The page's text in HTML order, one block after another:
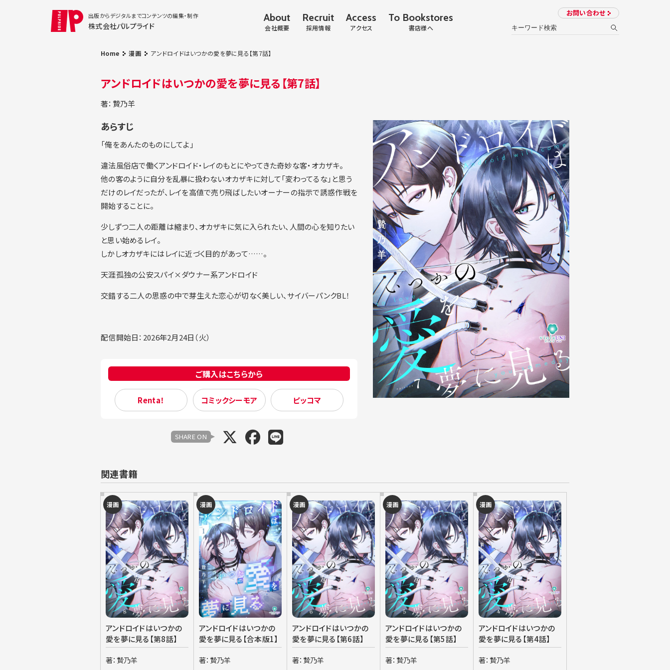
出版からデジタルまでコンテンツの編集・制作
株式会社パルプライド
About
会社概要
Recruit
採用情報
Access
アクセス
To Bookstores
書店様へ
お問い合わせ
Home 漫画 アンドロイドはいつかの愛を夢に見る【第7話】
アンドロイドはいつかの愛を夢に見る【第7話】
著：贄乃羊
あらすじ
「俺をあんたのものにしてよ」
違法風俗店で働くアンドロイド・レイのもとにやってきた奇妙な客・オカザキ。
他の客のように自分を乱暴に扱わないオカザキに対して「変わってるな」と思う
だけのレイだったが、レイを高値で売り飛ばしたいオーナーの指示で誘惑作戦を
開始することに。
少しずつ二人の距離は縮まり、オカザキに気に入られたい、人間の心を知りたい
と思い始めるレイ。
しかしオカザキにはレイに近づく目的があって……。
天涯孤独の公安スパイ×ダウナー系アンドロイド
交錯する二人の思惑の中で芽生えた恋心が切なく美しい、サイバーパンクBL！
配信開始日：2026年2月24日（火）
ご購入はこちらから
Renta！ コミックシーモア ピッコマ
SHARE ON
関連書籍
漫画
アンドロイドはいつかの
愛を夢に見る【第8話】
著：贄乃羊
漫画
アンドロイドはいつかの
愛を夢に見る【合本版1】
著：贄乃羊
漫画
アンドロイドはいつかの
愛を夢に見る【第6話】
著：贄乃羊
漫画
アンドロイドはいつかの
愛を夢に見る【第5話】
著：贄乃羊
漫画
アンドロイドはいつかの
愛を夢に見る【第4話】
著：贄乃羊